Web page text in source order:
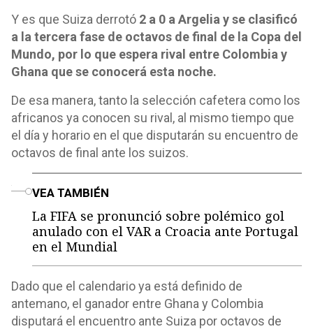
Y es que Suiza derrotó 2 a 0 a Argelia y se clasificó
a la tercera fase de octavos de final de la Copa del
Mundo, por lo que espera rival entre Colombia y
Ghana que se conocerá esta noche.
De esa manera, tanto la selección cafetera como los
africanos ya conocen su rival, al mismo tiempo que
el día y horario en el que disputarán su encuentro de
octavos de final ante los suizos.
VEA TAMBIÉN
La FIFA se pronunció sobre polémico gol
anulado con el VAR a Croacia ante Portugal
en el Mundial
Dado que el calendario ya está definido de
antemano, el ganador entre Ghana y Colombia
disputará el encuentro ante Suiza por octavos de